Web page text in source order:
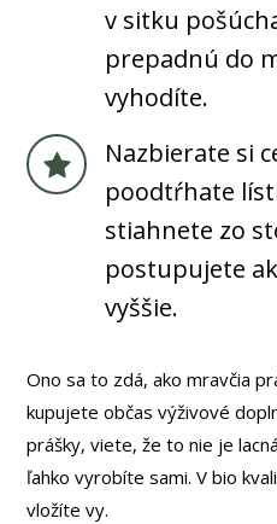
v sitku
prepadnú do
vyhodíte.
Nazbierate si
poodtŕhate
stiahnete zo
postupujete
vyššie.
Ono sa to zdá, ako mravčia
kupujete občas výživové
prášky, viete, že to nie je
ľahko vyrobíte sami. V bio
vložíte vy.